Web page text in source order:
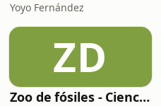
Yoyo Fernández
ZD
Zoo de fósiles - Cienciaes.com